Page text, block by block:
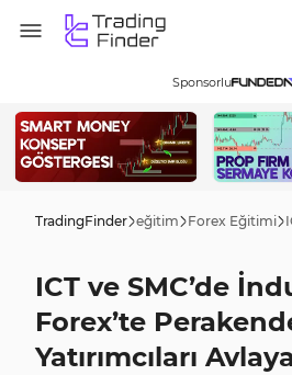
Sponsorlu
TradingFinder eğitim Forex Eğitimi
ICT ve SMC’de
Forex’te
Yatırımcıları